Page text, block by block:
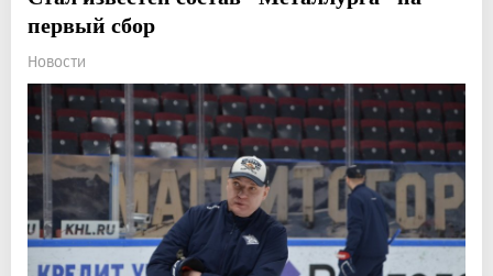
первый сбор
Новости